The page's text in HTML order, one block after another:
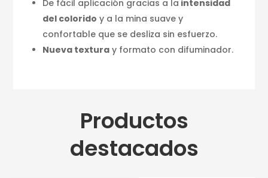
De fácil aplicación gracias a la intensidad
del colorido y a la mina suave y
confortable que se desliza sin esfuerzo.
Nueva textura y formato con difuminador.
Productos
destacados